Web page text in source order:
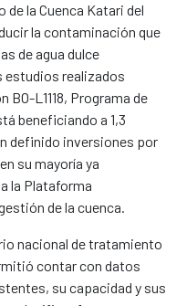
de la Cuenca Katari del
la contaminación que
de agua dulce
estudios realizados
L1118, Programa de
beneficiando a 1,3
definido inversiones por
su mayoría ya
la Plataforma
de la cuenca.
nacional de tratamiento
contar con datos
su capacidad y sus